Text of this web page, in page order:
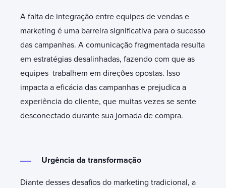
A falta de integração entre equipes de vendas e
marketing é uma barreira significativa para o sucesso
das campanhas. A comunicação fragmentada resulta
em estratégias desalinhadas, fazendo com que as
equipes trabalhem em direções opostas. Isso
impacta a eficácia das campanhas e prejudica a
experiência do cliente, que muitas vezes se sente
desconectado durante sua jornada de compra.
Urgência da transformação
Diante desses desafios do marketing tradicional, a